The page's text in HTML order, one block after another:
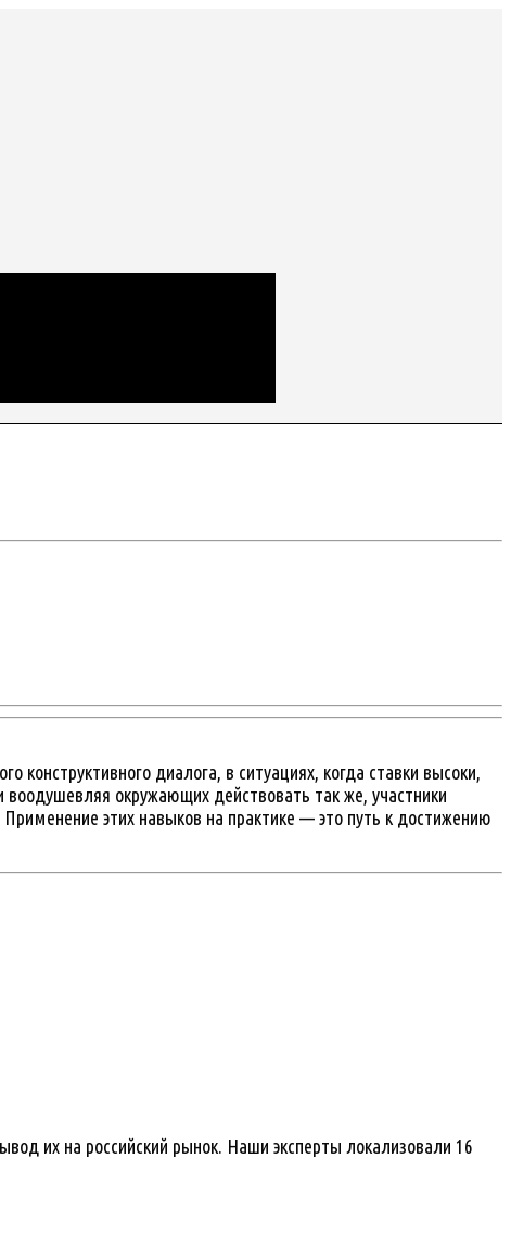
диалога, в ситуациях, когда ставки высоки,
окружающих действовать так же, участники
этих навыков на практике — это путь к достижению
их на российский рынок. Наши эксперты локализовали 16